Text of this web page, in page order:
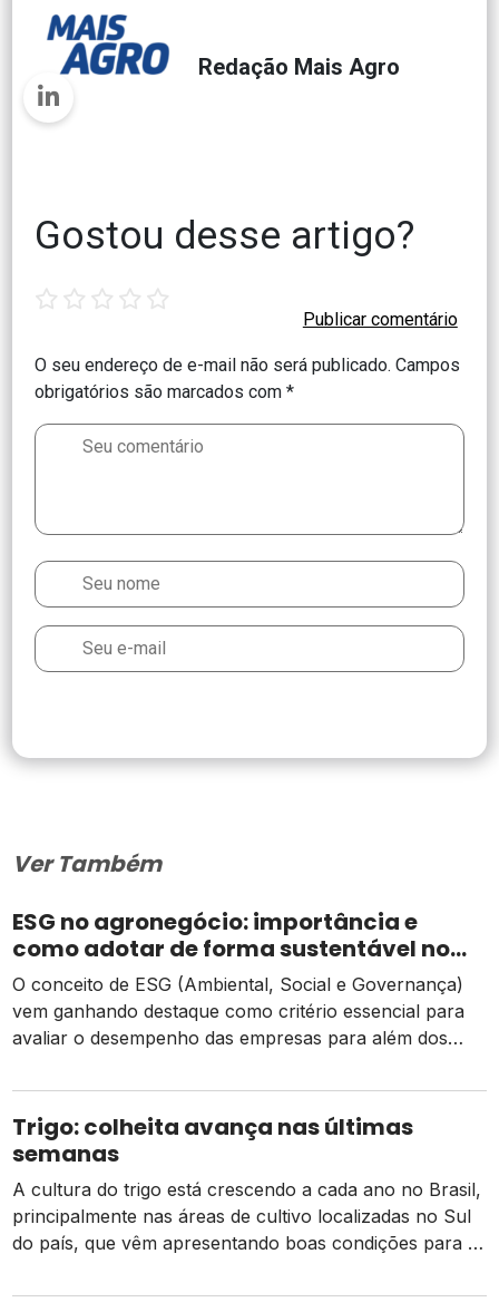
Redação Mais Agro
Gostou desse artigo?
O seu endereço de e-mail não será publicado. Campos
obrigatórios são marcados com*
star stars stars stars stars
Ver Também
ESG no agronegócio: importância e
como adotar de forma sustentável no
campo
O conceito de ESG (Ambiental, Social e Governança)
vem ganhando destaque como critério essencial para
avaliar o desempenho das empresas para além dos
papel estratégico, uma vez que o setor lida diretamente
com recursos naturais, comunidades rurais e
complexas cadeias produtivas, tornando-se um ator
Trigo: colheita avança nas últimas
semanas
A cultura do trigo está crescendo a cada ano no Brasil,
principalmente nas áreas de cultivo localizadas no Sul
do país, que vêm apresentando boas condições para o
acordo com o último boletim da safra de grãos